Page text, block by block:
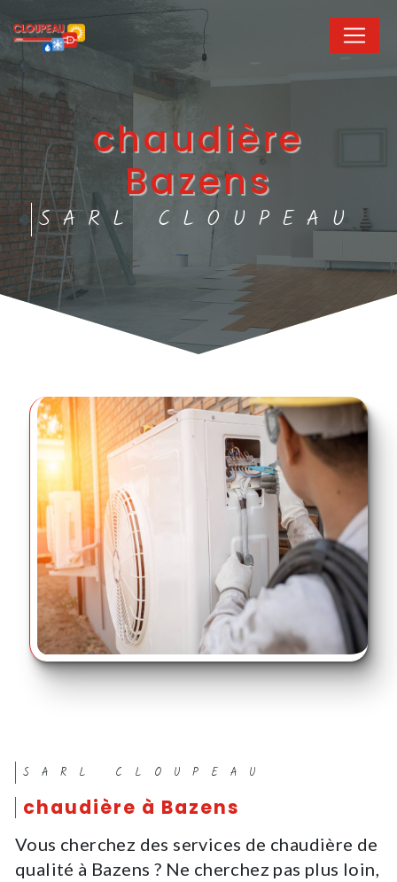
chaudière
Bazens
SARL CLOUPEAU
SARL CLOUPEAU
chaudière à Bazens
Vous cherchez des services de chaudière de
qualité à Bazens ? Ne cherchez pas plus loin,
Panneau de gestion des cookies